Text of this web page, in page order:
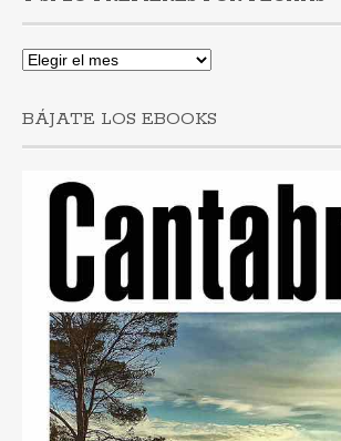
municipios
Y
si
prefieres
por
BÁJATE LOS EBOOKS